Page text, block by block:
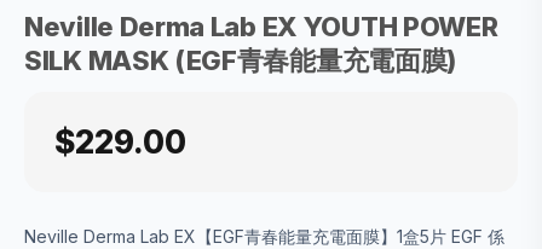
Neville Derma Lab EX YOUTH POWER
SILK MASK (EGF青春能量充電面膜)
$229.00
Neville Derma Lab EX【EGF青春能量充電面膜】1盒5片 EGF 係